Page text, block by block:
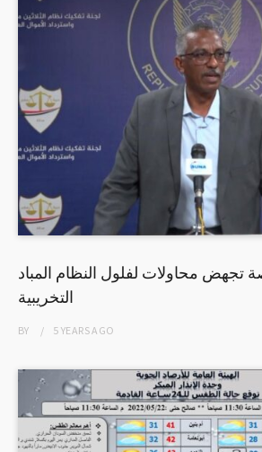
تجهض محاولات لفلول النظام المباد
التخريبية
BY 5 YEARSAGO